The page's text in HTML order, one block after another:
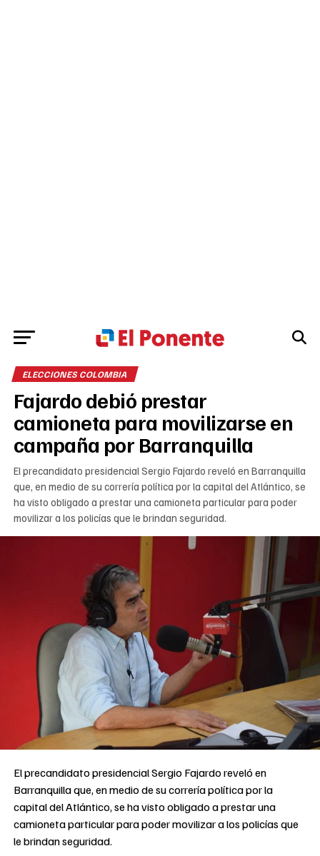
ELECCIONES COLOMBIA
Fajardo debió prestar
camioneta para movilizarse en
campaña por Barranquilla
El precandidato presidencial Sergio Fajardo reveló en Barranquilla
que, en medio de su correría política por la capital del Atlántico, se
ha visto obligado a prestar una camioneta particular para poder
movilizar a los policías que le brindan seguridad.
El precandidato presidencial Sergio Fajardo reveló en
Barranquilla que, en medio de su correría política por la
capital del Atlántico, se ha visto obligado a prestar una
camioneta particular para poder movilizar a los policías que
le brindan seguridad.